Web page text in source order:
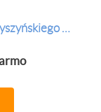
Uniwersytet Kardynała Stefana Wyszyńskiego w Warszawie